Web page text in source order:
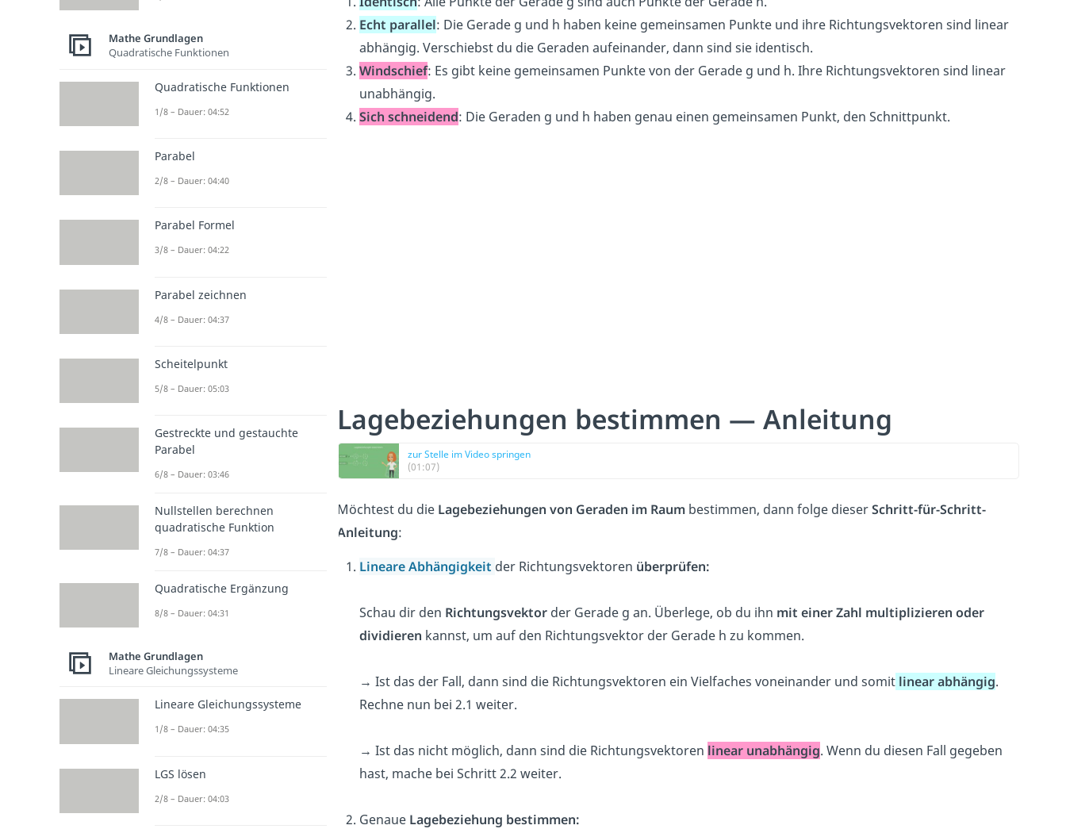
Echt parallel: Die Gerade g und h haben keine gemeinsamen Punkte und ihre Richtungsvektoren sind linear
abhängig. Verschiebst du die Geraden aufeinander, dann sind sie identisch.
Windschief: Es gibt keine gemeinsamen Punkte von der Gerade g und h. Ihre Richtungsvektoren sind linear
unabhängig.
Sich schneidend: Die Geraden g und h haben genau einen gemeinsamen Punkt, den Schnittpunkt.
Lagebeziehungen bestimmen — Anleitung
zur Stelle im Video springen
(01:07)
Möchtest du die Lagebeziehungen von Geraden im Raumbestimmen, dann folge dieserSchritt-für-Schritt-
Anleitung:
Lineare Abhängigkeit der Richtungsvektoren überprüfen:
Schau dir den Richtungsvektorder Gerade g an. Überlege, ob du ihn mit einer Zahl multiplizieren oder
dividieren kannst, um auf den Richtungsvektor der Gerade h zu kommen.
→ Ist das der Fall, dann sind die Richtungsvektoren ein Vielfaches voneinander und somitlinear abhängig.
Rechne nun bei 2.1 weiter.
→ Ist das nicht möglich, dann sind die Richtungsvektoren linear unabhängig. Wenn du diesen Fall gegeben
hast, mache bei Schritt 2.2 weiter.
Genaue Lagebeziehung bestimmen:
Mathe Grundlagen
Quadratische Funktionen
Quadratische Funktionen
1/8 – Dauer: 04:52
Parabel
2/8 – Dauer: 04:40
Parabel Formel
3/8 – Dauer: 04:22
Parabel zeichnen
4/8 – Dauer: 04:37
Scheitelpunkt
5/8 – Dauer: 05:03
Gestreckte und gestauchte
Parabel
6/8 – Dauer: 03:46
Nullstellen berechnen
quadratische Funktion
7/8 – Dauer: 04:37
Quadratische Ergänzung
8/8 – Dauer: 04:31
Mathe Grundlagen
Lineare Gleichungssysteme
Lineare Gleichungssysteme
1/8 – Dauer: 04:35
LGS lösen
2/8 – Dauer: 04:03